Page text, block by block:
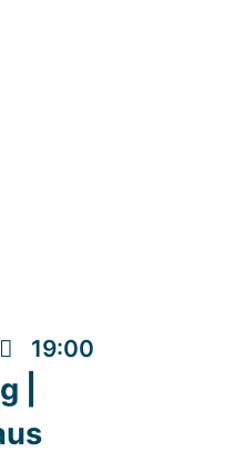
19:00
|